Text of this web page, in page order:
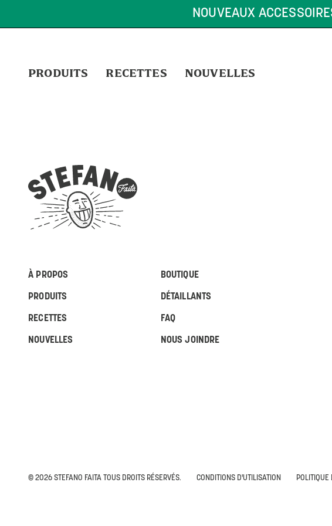
NOUVEAUX
PRODUITS RECETTES NOUVELLES
À PROPOS BOUTIQUE
PRODUITS DÉTAILLANTS
RECETTES FAQ
NOUVELLES NOUS JOINDRE
© 2026 STEFANO FAITA TOUS DROITS RÉSERVÉS. CONDITIONS D'UTILISATION POLITIQUE